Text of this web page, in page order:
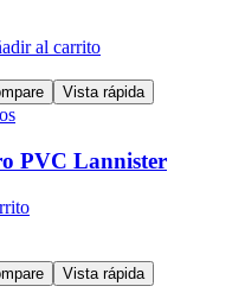
al carrito
Vista rápida
PVC Lannister
Vista rápida